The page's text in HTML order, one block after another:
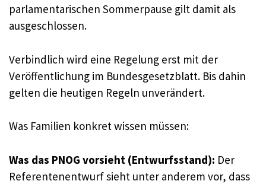
parlamentarischen Sommerpause gilt damit als
ausgeschlossen.
Verbindlich wird eine Regelung erst mit der
Veröffentlichung im Bundesgesetzblatt. Bis dahin
gelten die heutigen Regeln unverändert.
Was Familien konkret wissen müssen:
Was das PNOG vorsieht (Entwurfsstand): Der
Referentenentwurf sieht unter anderem vor, dass